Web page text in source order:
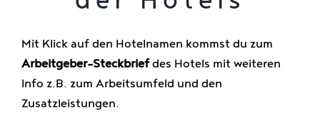
Mit Klick auf den Hotelnamen kommst du zum
Arbeitgeber-Steckbriefdes Hotels mit weiteren
Info z.B. zum Arbeitsumfeld und den
Zusatzleistungen.